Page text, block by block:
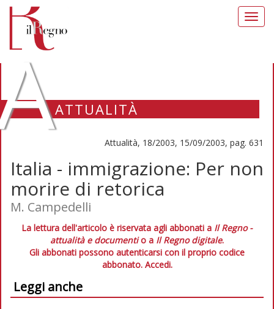
ATTUALITÀ
Attualità, 18/2003, 15/09/2003, pag. 631
Italia - immigrazione: Per non
morire di retorica
M. Campedelli
La lettura dell'articolo è riservata agli abbonati a Il Regno -
attualità e documentio a Il Regno digitale.
Gli abbonati possono autenticarsi con il proprio codice
abbonato. Accedi.
Leggi anche